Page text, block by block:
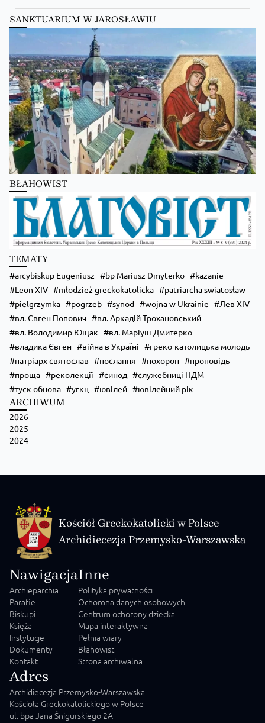
Kościół Greckokatolicki
9 hours ago
Преображення Господнє в Лодзі
Zobacz na Facebooku · Udostępnij
SANKTUARIUM W JAROSŁAWIU
BŁAHOWIST
TEMATY
arcybiskup Eugeniusz bp Mariusz Dmyterko
kazanie
Leon XIV
młodzież greckokatolicka
patriarcha swiatosław
pielgrzymka
pogrzeb synod wojna w Ukrainie
Лев XIV
вл. Євген Попович
вл. Аркадій Трохановський
вл. Володимир Ющак
вл. Маріуш Дмитерко
владика Євген
війна в Україні
греко-католицька молодь
патріарх святослав
послання похорон
проповідь
проща
реколекції синод
служебниці НДМ
туск обнова
угкц ювілей ювілейний рік
ARCHIWUM
2026
2025
2024
Kościół Greckokatolicki w Polsce
Archidiecezja Przemysko-Warszawska
Nawigacja
Archieparchia
Parafie
Biskupi
Księża
Instytucje
Dokumenty
Kontakt
Inne
Polityka prywatności
Ochorona danych osobowych
Centrum ochorony dziecka
Mapa interaktywna
Pełnia wiary
Błahowist
Strona archiwalna
Adres
Archidiecezja Przemysko-Warszawska
Kościoła Greckokatolickiego w Polsce
ul. bpa Jana Śnigurskiego 2A